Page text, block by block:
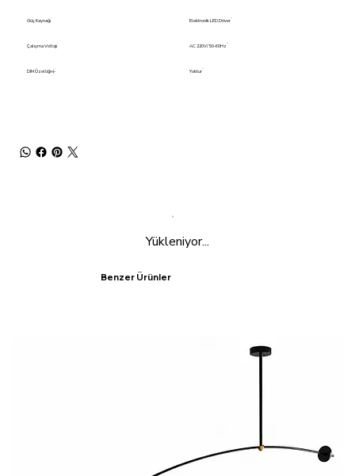
Güç Kaynağı Elektronik LED Driver
Çalışma Voltajı AC 220V/ 50-60Hz
DIM Özelliği+(- Yoktur
Yükleniyor...
Benzer Ürünler